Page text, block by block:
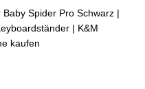
Spider Pro Schwarz |
| K&M
kaufen